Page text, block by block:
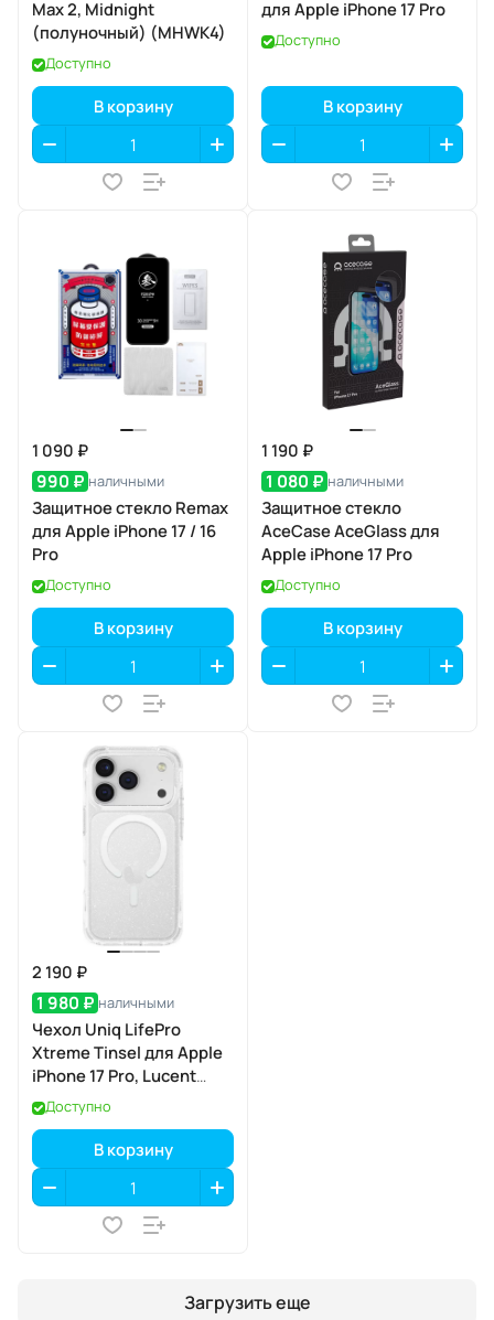
Max 2, Midnight
(полуночный) (MHWK4)
Доступно
В корзину
для Apple iPhone 17 Pro
Доступно
В корзину
1 090 ₽
990 ₽ наличными
Защитное стекло Remax
для Apple iPhone 17 / 16
Pro
Доступно
В корзину
1 190 ₽
1 080 ₽ наличными
Защитное стекло
AceCase AceGlass для
Apple iPhone 17 Pro
Доступно
В корзину
2 190 ₽
1 980 ₽ наличными
Чехол Uniq LifePro
Xtreme Tinsel для Apple
iPhone 17 Pro, Lucent
(прозрачный), MagSafe
Доступно
В корзину
Загрузить еще